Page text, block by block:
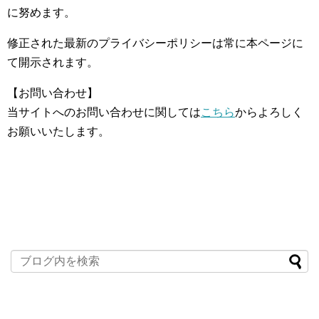
に努めます。
修正された最新のプライバシーポリシーは常に本ページに
て開示されます。
【お問い合わせ】
当サイトへのお問い合わせに関してはこちらからよろしく
お願いいたします。